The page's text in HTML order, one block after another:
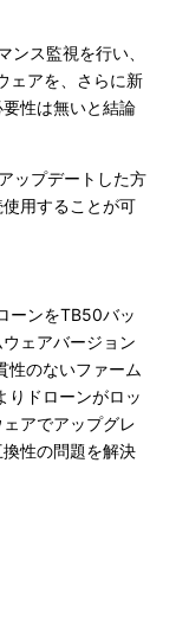
ンス監視を行い、
ェアを、さらに新
性は無いと結論
ップデートした方
用することが可
ーンをTB50バッ
ェアバージョン
性のないファーム
りドローンがロッ
アでアップグレ
性の問題を解決